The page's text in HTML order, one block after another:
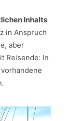
Inhalts
in Anspruch
aber
Reisende: In